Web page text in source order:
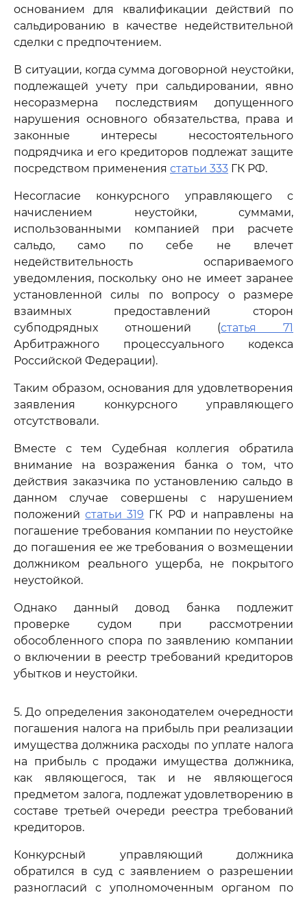
основанием для квалификации действий по
сальдированию в качестве недействительной
сделки с предпочтением.
В ситуации, когда сумма договорной неустойки,
подлежащей учету при сальдировании, явно
несоразмерна последствиям допущенного
нарушения основного обязательства, права и
законные интересы несостоятельного
подрядчика и его кредиторов подлежат защите
посредством применения статьи 333 ГК РФ.
Несогласие конкурсного управляющего с
начислением неустойки, суммами,
использованными компанией при расчете
сальдо, само по себе не влечет
недействительность оспариваемого
уведомления, поскольку оно не имеет заранее
установленной силы по вопросу о размере
взаимных предоставлений сторон
субподрядных отношений (статья 71
Арбитражного процессуального кодекса
Российской Федерации).
Таким образом, основания для удовлетворения
заявления конкурсного управляющего
отсутствовали.
Вместе с тем Судебная коллегия обратила
внимание на возражения банка о том, что
действия заказчика по установлению сальдо в
данном случае совершены с нарушением
положенийстатьи 319 ГК РФ и направлены на
погашение требования компании по неустойке
до погашения ее же требования о возмещении
должником реального ущерба, не покрытого
неустойкой.
Однако данный довод банка подлежит
проверке судом при рассмотрении
обособленного спора по заявлению компании
о включении в реестр требований кредиторов
убытков и неустойки.
5. До определения законодателем очередности
погашения налога на прибыль при реализации
имущества должника расходы по уплате налога
на прибыль с продажи имущества должника,
как являющегося, так и не являющегося
предметом залога, подлежат удовлетворению в
составе третьей очереди реестра требований
кредиторов.
Конкурсный управляющий должника
обратился в суд с заявлением о разрешении
разногласий с уполномоченным органом по